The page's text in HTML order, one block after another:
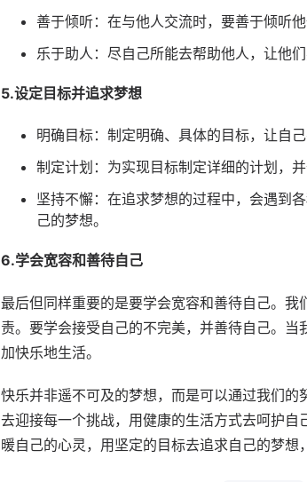
善于倾听：在与他人交流时，要善于倾听
乐于助人：尽自己所能去帮助他人，让他
5.设定目标并追求梦想
明确目标：制定明确、具体的目标，让自
制定计划：为实现目标制定详细的计划，
坚持不懈：在追求梦想的过程中，会遇到
己的梦想。
6.学会宽容和善待自己
最后但同样重要的是要学会宽容和善待自己。
责。要学会接受自己的不完美，并善待自己。
加快乐地生活。
快乐并非遥不可及的梦想，而是可以通过我们
去迎接每一个挑战，用健康的生活方式去呵护
暖自己的心灵，用坚定的目标去追求自己的梦想